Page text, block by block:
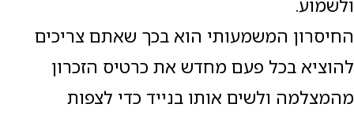
ולשמוע.
החיסרון המשמעותי הוא בכך שאתם צריכים
להוציא בכל פעם מחדש את כרטיס הזכרון
מהמצלמה ולשים אותו בנייד כדי לצפות